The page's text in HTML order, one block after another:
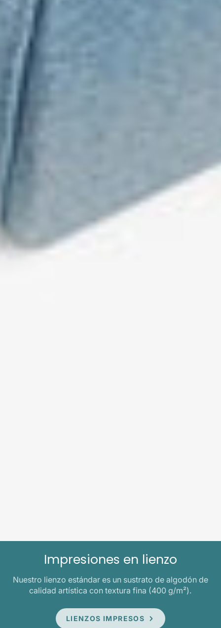
Impresiones en lienzo
Nuestro lienzo estándar es un sustrato de algodón de
calidad artística con textura fina (400 g/m²).
LIENZOS IMPRESOS